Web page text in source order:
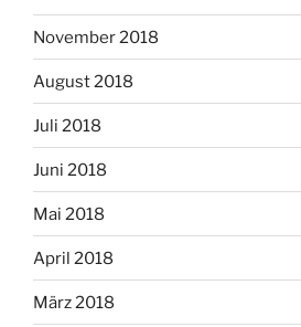
November 2018
August 2018
Juli 2018
Juni 2018
Mai 2018
April 2018
März 2018